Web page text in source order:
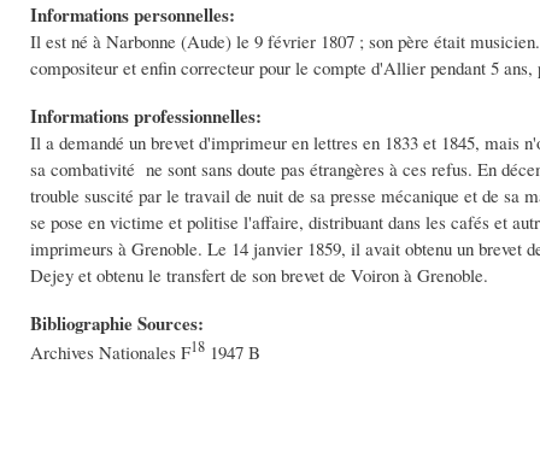
Informations personnelles:
Il est né à Narbonne (Aude) le 9 février 1807 ; son père était
compositeur et enfin correcteur pour le compte d'Allier pendant 5 ans,
Informations professionnelles:
Il a demandé un brevet d'imprimeur en lettres en 1833 et 1845, mais
sa combativité ne sont sans doute pas étrangères à ces refus. En
trouble suscité par le travail de nuit de sa presse mécanique et de
se pose en victime et politise l'affaire, distribuant dans les cafés et
imprimeurs à Grenoble. Le 14 janvier 1859, il avait obtenu un brevet
Dejey et obtenu le transfert de son brevet de Voiron à Grenoble.
Bibliographie Sources:
Archives Nationales F18 1947 B